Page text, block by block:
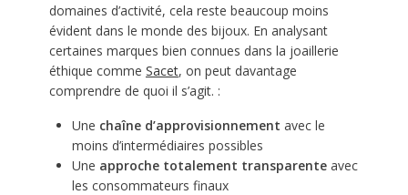
domaines d’activité, cela reste beaucoup moins
évident dans le monde des bijoux. En analysant
certaines marques bien connues dans la joaillerie
éthique comme Sacet, on peut davantage
comprendre de quoi il s’agit. :
Une chaîne d’approvisionnement avec le
moins d’intermédiaires possibles
Une approche totalement transparenteavec
les consommateurs finaux